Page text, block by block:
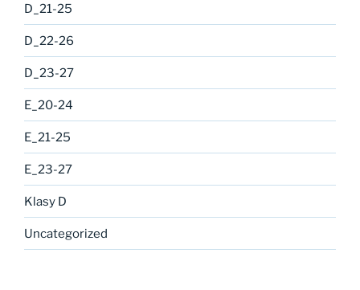
D_21-25
D_22-26
D_23-27
E_20-24
E_21-25
E_23-27
Klasy D
Uncategorized